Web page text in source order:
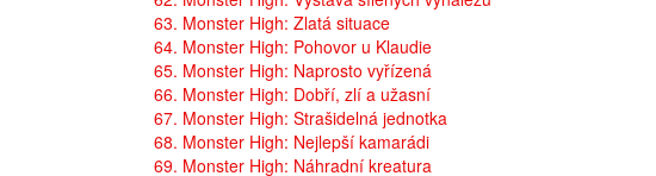
63. Monster High: Zlatá situace
64. Monster High: Pohovor u Klaudie
65. Monster High: Naprosto vyřízená
66. Monster High: Dobří, zlí a užasní
67. Monster High: Strašidelná jednotka
68. Monster High: Nejlepší kamarádi
69. Monster High: Náhradní kreatura